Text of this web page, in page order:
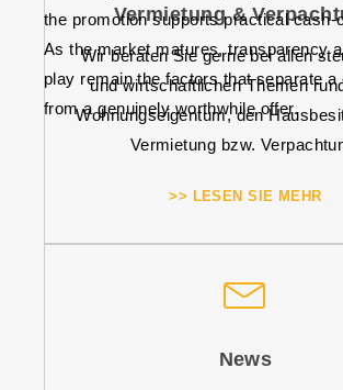
Vermietung &
Wir beraten Sie gerne bei allen
und wirtschaftlichen Themen
Wohnungseigentum, den
Vermietung bzw.
>> LESEN SIE MEHR
News
the promotion supports practical cash-
As the market matures, transparency
play remain the factors that separate a
from a genuinely worthwhile offer.